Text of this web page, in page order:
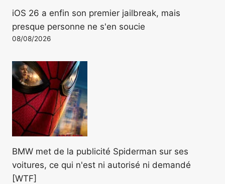
iOS 26 a enfin son premier jailbreak, mais
presque personne ne s'en soucie
08/08/2026
BMW met de la publicité Spiderman sur ses
voitures, ce qui n'est ni autorisé ni demandé
[WTF]